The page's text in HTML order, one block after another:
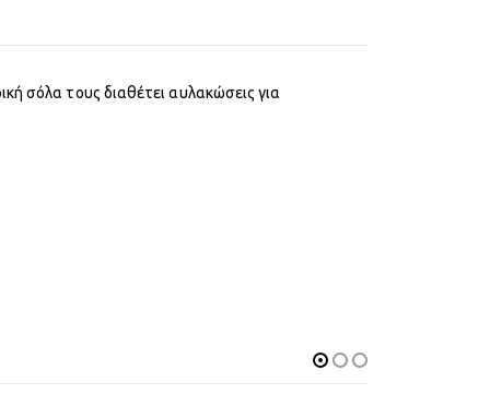
σόλα τους διαθέτει αυλακώσεις για